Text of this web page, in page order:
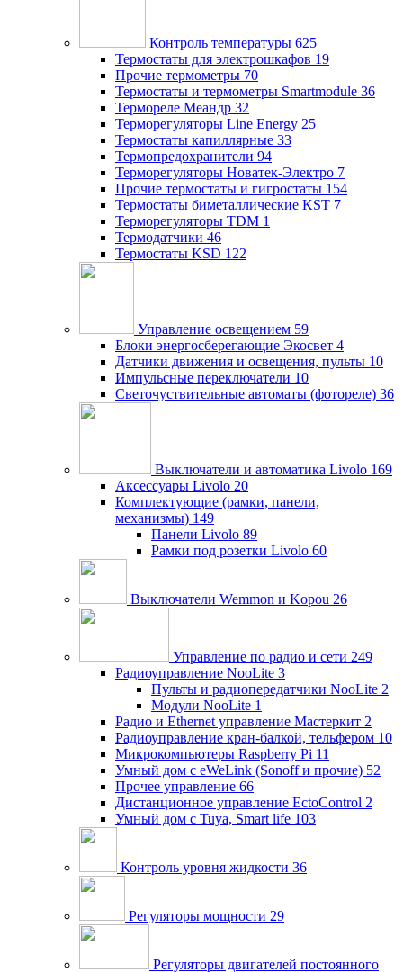
Контроль температуры 625
Термостаты для электрошкафов 19
Прочие термометры 70
Термостаты и термометры Smartmodule 36
Термореле Меандр 32
Терморегуляторы Line Energy 25
Термостаты капиллярные 33
Термопредохранители 94
Терморегуляторы Новатек-Электро 7
Прочие термостаты и гигростаты 154
Термостаты биметаллические KST 7
Терморегуляторы TDM 1
Термодатчики 46
Термостаты KSD 122
Управление освещением 59
Блоки энергосберегающие Экосвет 4
Датчики движения и освещения, пульты 10
Импульсные переключатели 10
Светочуствительные автоматы (фотореле) 36
Выключатели и автоматика Livolo 169
Аксессуары Livolo 20
Комплектующие (рамки, панели,
механизмы) 149
Панели Livolo 89
Рамки под розетки Livolo 60
Выключатели Wemmon и Kopou 26
Управление по радио и сети 249
Радиоуправление NooLite 3
Пульты и радиопередатчики NooLite 2
Модули NooLite 1
Радио и Ethernet управление Мастеркит 2
Радиоуправление кран-балкой, тельфером 10
Микрокомпьютеры Raspberry Pi 11
Умный дом c eWeLink (Sonoff и прочие) 52
Прочее управление 66
Дистанционное управление EctoControl 2
Умный дом с Tuya, Smart life 103
Контроль уровня жидкости 36
Регуляторы мощности 29
Регуляторы двигателей постоянного